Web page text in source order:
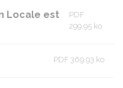
Locale est
PDF
299.95 ko
PDF 369.93 ko